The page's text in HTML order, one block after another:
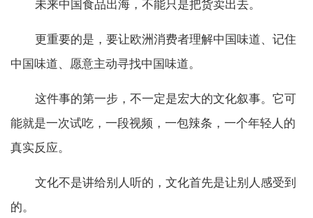
未来中国食品出海，不能只是把货卖出去。
更重要的是，要让欧洲消费者理解中国味道、记住
中国味道、愿意主动寻找中国味道。
这件事的第一步，不一定是宏大的文化叙事。它可
能就是一次试吃，一段视频，一包辣条，一个年轻人的
真实反应。
文化不是讲给别人听的，文化首先是让别人感受到
的。